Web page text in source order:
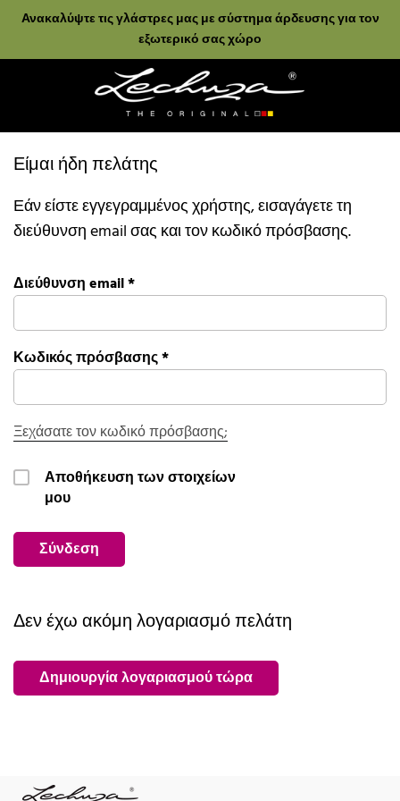
Ανακαλύψτε τις γλάστρες μας με σύστημα άρδευσης για τον
εξωτερικό σας χώρο
Είμαι ήδη πελάτης
Εάν είστε εγγεγραμμένος χρήστης, εισαγάγετε τη
διεύθυνση email σας και τον κωδικό πρόσβασης.
Διεύθυνση email*
Κωδικός πρόσβασης*
Ξεχάσατε τον κωδικό πρόσβασης;
Αποθήκευση των στοιχείων
μου
Σύνδεση
Δεν έχω ακόμη λογαριασμό πελάτη
Δημιουργία λογαριασμού τώρα